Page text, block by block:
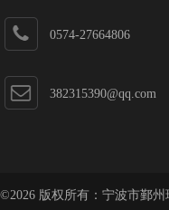
0574-27664806
382315390@qq.com
©2026 版权所有：宁波市鄞